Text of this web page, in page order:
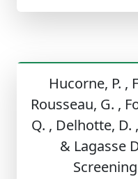
Hucorne, P. ,
Rousseau, G. ,
Q. , Delhotte, D.
& Lagasse